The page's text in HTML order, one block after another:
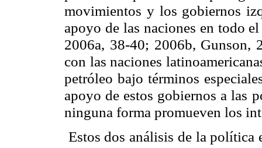
movimientos y los gobiernos
apoyo de las naciones en todo
2006a, 38-40; 2006b, Gunson,
con las naciones
petróleo bajo términos
apoyo de estos gobiernos a las
ninguna forma promueven los
Estos dos análisis de la política